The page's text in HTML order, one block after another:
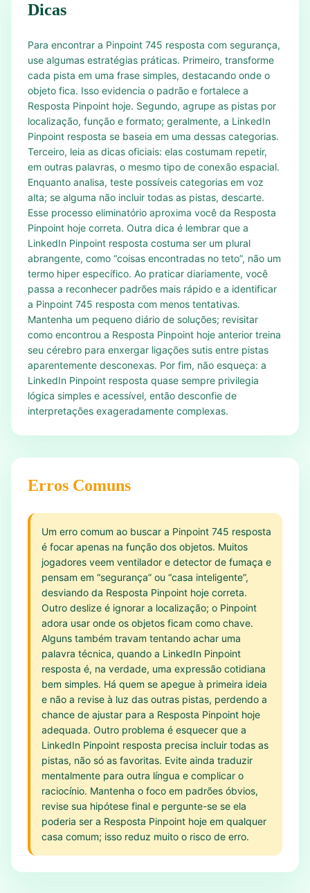
Dicas
Para encontrar a Pinpoint 745 resposta com segurança,
use algumas estratégias práticas. Primeiro, transforme
cada pista em uma frase simples, destacando onde o
objeto fica. Isso evidencia o padrão e fortalece a
Resposta Pinpoint hoje. Segundo, agrupe as pistas por
localização, função e formato; geralmente, a LinkedIn
Pinpoint resposta se baseia em uma dessas categorias.
Terceiro, leia as dicas oficiais: elas costumam repetir,
em outras palavras, o mesmo tipo de conexão espacial.
Enquanto analisa, teste possíveis categorias em voz
alta; se alguma não incluir todas as pistas, descarte.
Esse processo eliminatório aproxima você da Resposta
Pinpoint hoje correta. Outra dica é lembrar que a
LinkedIn Pinpoint resposta costuma ser um plural
abrangente, como “coisas encontradas no teto”, não um
termo hiper específico. Ao praticar diariamente, você
passa a reconhecer padrões mais rápido e a identificar
a Pinpoint 745 resposta com menos tentativas.
Mantenha um pequeno diário de soluções; revisitar
como encontrou a Resposta Pinpoint hoje anterior treina
seu cérebro para enxergar ligações sutis entre pistas
aparentemente desconexas. Por fim, não esqueça: a
LinkedIn Pinpoint resposta quase sempre privilegia
lógica simples e acessível, então desconfie de
interpretações exageradamente complexas.
Erros Comuns
Um erro comum ao buscar a Pinpoint 745 resposta
é focar apenas na função dos objetos. Muitos
jogadores veem ventilador e detector de fumaça e
pensam em “segurança” ou “casa inteligente”,
desviando da Resposta Pinpoint hoje correta.
Outro deslize é ignorar a localização; o Pinpoint
adora usar onde os objetos ficam como chave.
Alguns também travam tentando achar uma
palavra técnica, quando a LinkedIn Pinpoint
resposta é, na verdade, uma expressão cotidiana
bem simples. Há quem se apegue à primeira ideia
e não a revise à luz das outras pistas, perdendo a
chance de ajustar para a Resposta Pinpoint hoje
adequada. Outro problema é esquecer que a
LinkedIn Pinpoint resposta precisa incluir todas as
pistas, não só as favoritas. Evite ainda traduzir
mentalmente para outra língua e complicar o
raciocínio. Mantenha o foco em padrões óbvios,
revise sua hipótese final e pergunte-se se ela
poderia ser a Resposta Pinpoint hoje em qualquer
casa comum; isso reduz muito o risco de erro.